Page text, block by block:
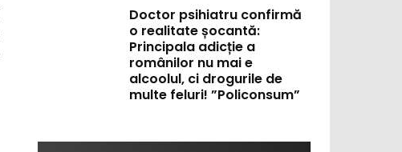
Doctor psihiatru confirmă
o realitate șocantă:
Principala adicție a
românilor nu mai e
alcoolul, ci drogurile de
multe feluri! ”Policonsum”